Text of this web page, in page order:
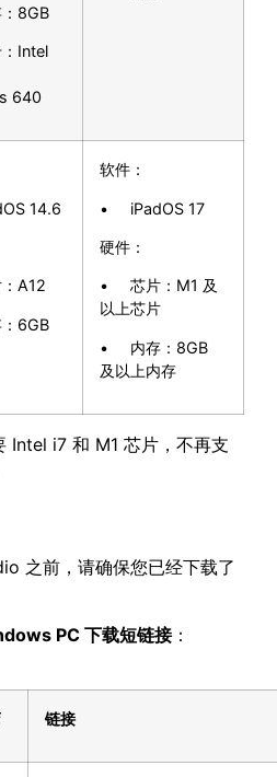
8GB
Intel
640
14.6
A12
6GB
软件：
• iPadOS 17
硬件：
• 芯片：M1 及
以上芯片
• 内存：8GB
及以上内存
Intel i7 和 M1 芯片，不再支
之前，请确保您已经下载了
PC 下载短链接：
链接